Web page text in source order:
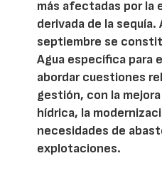
más afectadas por la
derivada de la sequía.
septiembre se
Agua específica para
abordar cuestiones
gestión, con la
hídrica, la
necesidades de
explotaciones.